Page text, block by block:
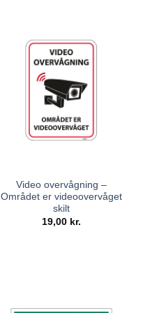
Video overvågning –
Området er videoovervåget
skilt
19,00 kr.